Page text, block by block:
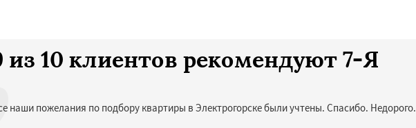
из 10 клиентов рекомендуют 7-Я
наши пожелания по подбору квартиры в Электрогорске были учтены. Спасибо. Недорого.